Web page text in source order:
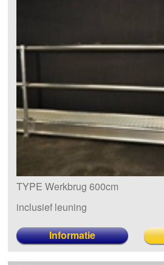
TYPE Werkbrug 600cm
inclusief leuning
Informatie